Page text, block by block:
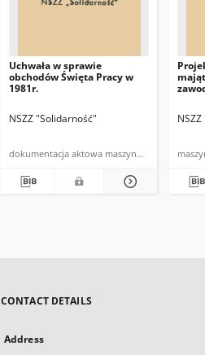
Uchwała w sprawie
obchodów Święta Pracy w
1981r.
NSZZ "Solidarność"
dokumentacja aktowa maszynopis
CONTACT DETAILS
Address